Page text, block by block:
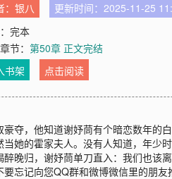
：银八 更新时间：2025-11-25
完本
节：第50章 正文完结
书架
点击阅读
夺，他知道谢妤茼有个暗恋数年
她的霍家夫人。没有人知道，年少
晚归，谢妤茼单刀直入：我们也该离
忘记向您QQ群和微博微信里的朋友